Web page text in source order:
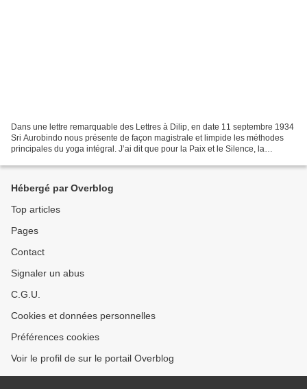
Dans une lettre remarquable des Lettres à Dilip, en date 11 septembre 1934
Sri Aurobindo nous présente de façon magistrale et limpide les méthodes
principales du yoga intégral. J’ai dit que pour la Paix et le Silence, la
Hébergé par Overblog
Top articles
Pages
Contact
Signaler un abus
C.G.U.
Cookies et données personnelles
Préférences cookies
Voir le profil de sur le portail Overblog